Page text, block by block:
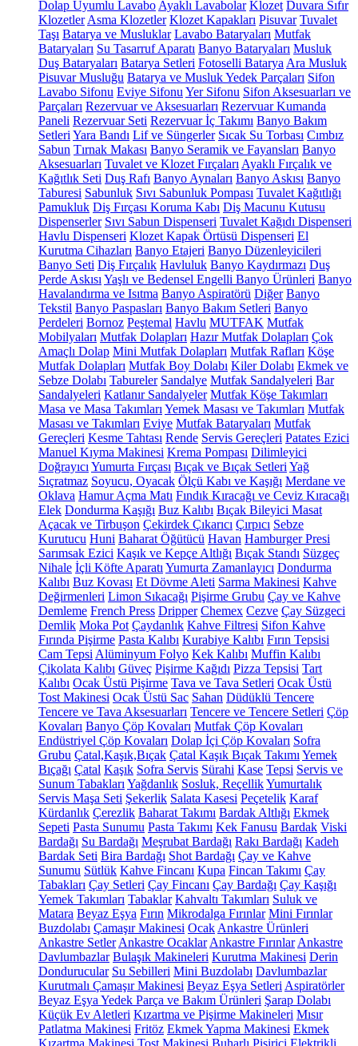
Dolap Uyumlu Lavabo Ayaklı Lavabolar Klozet Duvara Sıfır
Klozetler Asma Klozetler Klozet Kapakları Pisuvar Tuvalet
Taşı Batarya ve Musluklar Lavabo Bataryaları Mutfak
Bataryaları Su Tasarruf Aparatı Banyo Bataryaları Musluk
Duş Bataryaları Batarya Setleri Fotoselli Batarya Ara Musluk
Pisuvar Musluğu Batarya ve Musluk Yedek Parçaları Sifon
Lavabo Sifonu Eviye Sifonu Yer Sifonu Sifon Aksesuarları ve
Parçaları Rezervuar ve Aksesuarları Rezervuar Kumanda
Paneli Rezervuar Seti Rezervuar İç Takımı Banyo Bakım
Setleri Yara Bandı Lif ve Süngerler Sıcak Su Torbası Cımbız
Sabun Tırnak Makası Banyo Seramik ve Fayansları Banyo
Aksesuarları Tuvalet ve Klozet Fırçaları Ayaklı Fırçalık ve
Kağıtlık Seti Duş Rafı Banyo Aynaları Banyo Askısı Banyo
Taburesi Sabunluk Sıvı Sabunluk Pompası Tuvalet Kağıtlığı
Pamukluk Diş Fırçası Koruma Kabı Diş Macunu Kutusu
Dispenserler Sıvı Sabun Dispenseri Tuvalet Kağıdı Dispenseri
Havlu Dispenseri Klozet Kapak Örtüsü Dispenseri El
Kurutma Cihazları Banyo Etajeri Banyo Düzenleyicileri
Banyo Seti Diş Fırçalık Havluluk Banyo Kaydırmazı Duş
Perde Askısı Yaşlı ve Bedensel Engelli Banyo Ürünleri Banyo
Havalandırma ve Isıtma Banyo Aspiratörü Diğer Banyo
Tekstil Banyo Paspasları Banyo Bakım Setleri Banyo
Perdeleri Bornoz Peştemal Havlu MUTFAK Mutfak
Mobilyaları Mutfak Dolapları Hazır Mutfak Dolapları Çok
Amaçlı Dolap Mini Mutfak Dolapları Mutfak Rafları Köşe
Mutfak Dolapları Mutfak Boy Dolabı Kiler Dolabı Ekmek ve
Sebze Dolabı Tabureler Sandalye Mutfak Sandalyeleri Bar
Sandalyeleri Katlanır Sandalyeler Mutfak Köşe Takımları
Masa ve Masa Takımları Yemek Masası ve Takımları Mutfak
Masası ve Takımları Eviye Mutfak Bataryaları Mutfak
Gereçleri Kesme Tahtası Rende Servis Gereçleri Patates Ezici
Manuel Kıyma Makinesi Krema Pompası Dilimleyici
Doğrayıcı Yumurta Fırçası Bıçak ve Bıçak Setleri Yağ
Sıçratmaz Soyucu, Oyacak Ölçü Kabı ve Kaşığı Merdane ve
Oklava Hamur Açma Matı Fındık Kıracağı ve Ceviz Kıracağı
Elek Dondurma Kaşığı Buz Kalıbı Bıçak Bileyici Masat
Açacak ve Tirbuşon Çekirdek Çıkarıcı Çırpıcı Sebze
Kurutucu Huni Baharat Öğütücü Havan Hamburger Presi
Sarımsak Ezici Kaşık ve Kepçe Altlığı Bıçak Standı Süzgeç
Nihale İçli Köfte Aparatı Yumurta Zamanlayıcı Dondurma
Kalıbı Buz Kovası Et Dövme Aleti Sarma Makinesi Kahve
Değirmenleri Limon Sıkacağı Pişirme Grubu Çay ve Kahve
Demleme French Press Dripper Chemex Cezve Çay Süzgeci
Demlik Moka Pot Çaydanlık Kahve Filtresi Sifon Kahve
Fırında Pişirme Pasta Kalıbı Kurabiye Kalıbı Fırın Tepsisi
Cam Tepsi Alüminyum Folyo Kek Kalıbı Muffin Kalıbı
Çikolata Kalıbı Güveç Pişirme Kağıdı Pizza Tepsisi Tart
Kalıbı Ocak Üstü Pişirme Tava ve Tava Setleri Ocak Üstü
Tost Makinesi Ocak Üstü Sac Sahan Düdüklü Tencere
Tencere ve Tava Aksesuarları Tencere ve Tencere Setleri Çöp
Kovaları Banyo Çöp Kovaları Mutfak Çöp Kovaları
Endüstriyel Çöp Kovaları Dolap İçi Çöp Kovaları Sofra
Grubu Çatal,Kaşık,Bıçak Çatal Kaşık Bıçak Takımı Yemek
Bıçağı Çatal Kaşık Sofra Servis Sürahi Kase Tepsi Servis ve
Sunum Tabakları Yağdanlık Sosluk, ReçellikYumurtalık
Servis Maşa Seti Şekerlik Salata Kasesi Peçetelik Karaf
Kürdanlık Çerezlik Baharat Takımı Bardak Altlığı Ekmek
Sepeti Pasta Sunumu Pasta Takımı Kek Fanusu Bardak Viski
Bardağı Su Bardağı Meşrubat Bardağı Rakı Bardağı Kadeh
Bardak Seti Bira Bardağı Shot Bardağı Çay ve Kahve
Sunumu Sütlük Kahve Fincanı Kupa Fincan Takımı Çay
Tabakları Çay Setleri Çay Fincanı Çay Bardağı Çay Kaşığı
Yemek Takımları Tabaklar Kahvaltı Takımları Suluk ve
Matara Beyaz Eşya Fırın Mikrodalga Fırınlar Mini Fırınlar
Buzdolabı Çamaşır Makinesi Ocak Ankastre Ürünleri
Ankastre Setler Ankastre Ocaklar Ankastre Fırınlar Ankastre
Davlumbazlar Bulaşık Makineleri Kurutma Makinesi Derin
Dondurucular Su Sebilleri Mini Buzdolabı Davlumbazlar
Kurutmalı Çamaşır Makinesi Beyaz Eşya Setleri Aspiratörler
Beyaz Eşya Yedek Parça ve Bakım Ürünleri Şarap Dolabı
Küçük Ev Aletleri Kızartma ve Pişirme Makineleri Mısır
Patlatma Makinesi Fritöz Ekmek Yapma Makinesi Ekmek
Kızartma Makinesi Tost Makinesi Buharlı Pişirici Elektrikli